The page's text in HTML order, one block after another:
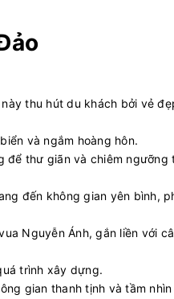
thu hút du khách bởi vẻ
và ngắm hoàng hôn.
để thư giãn và chiêm ngưỡng
đến không gian yên bình,
Nguyễn Ánh, gắn liền với
trình xây dựng.
gian thanh tịnh và tầm